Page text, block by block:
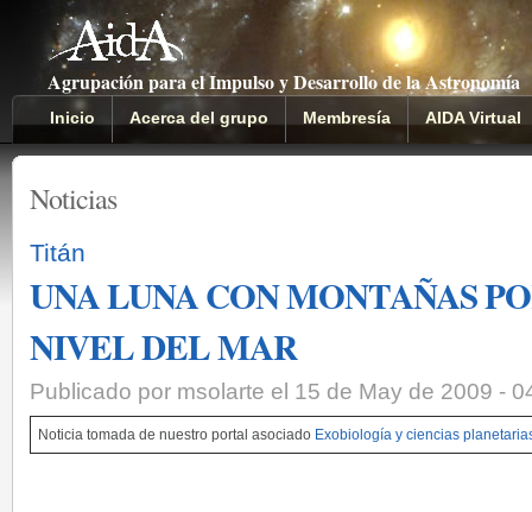
Agrupación para el Impulso y Desarrollo de la Astronomía
Inicio Acerca del grupo Membresía AIDA Virtual
Noticias
Titán
UNA LUNA CON MONTAÑAS
NIVEL DEL MAR
Publicado por msolarte el 15 de May de 2009 -
Noticia tomada de nuestro portal asociado Exobiología y ciencias